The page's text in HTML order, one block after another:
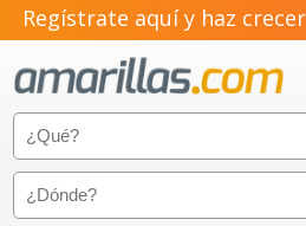
Regístrate aquí y haz